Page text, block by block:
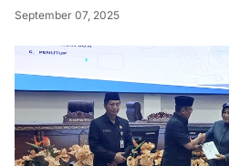
September 07, 2025